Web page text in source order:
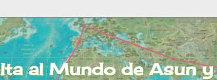
al Mundo de Asun